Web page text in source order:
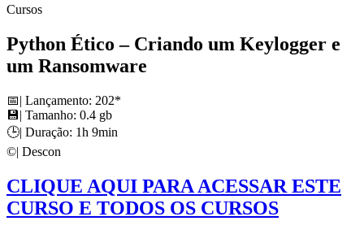
Cursos
Python Ético – Criando um Keylogger e
um Ransomware
📅| Lançamento: 202*
💾| Tamanho: 0.4 gb
🕒| Duração: 1h 9min
©️| Descon
CLIQUE AQUI PARA ACESSAR ESTE
CURSO E TODOS OS CURSOS